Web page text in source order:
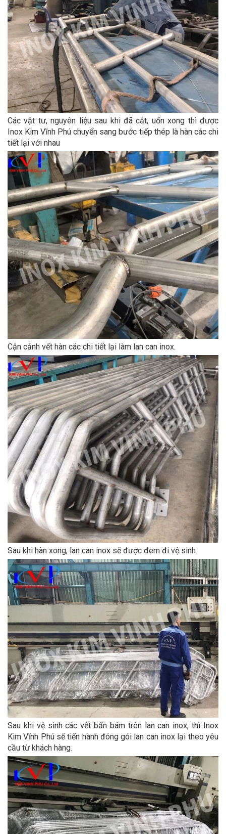
Các vật tư, nguyên liệu sau khi đã cắt, uốn xong thì được
Inox Kim Vĩnh Phú chuyển sang bước tiếp thép là hàn các chi
tiết lại với nhau
Cận cảnh vết hàn các chi tiết lại làm lan can inox.
Sau khi hàn xong, lan can inox sẽ được đem đi vệ sinh.
Sau khi vệ sinh các vết bẩn bám trên lan can inox, thì Inox
Kim Vĩnh Phú sẽ tiến hành đóng gói lan can inox lại theo yêu
cầu từ khách hàng.